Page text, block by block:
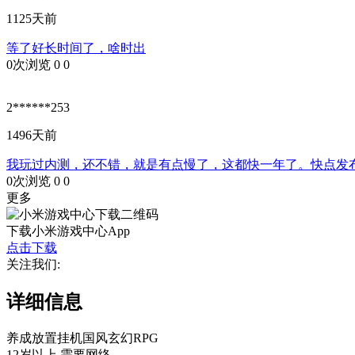
1125天前
等了好长时间了，啥时出
0次浏览 0 0
2******253
1496天前
我玩过内测，还不错，就是有点慢了，这都快一年了。快点发
0次浏览 0 0
更多
下载小米游戏中心App
点击下载
关注我们:
详细信息
养成放置挂机国风玄幻RPG